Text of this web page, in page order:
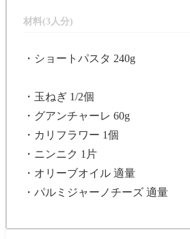
材料(3人分)
・ショートパスタ 240g
・玉ねぎ 1/2個
・グアンチャーレ 60g
・カリフラワー 1個
・ニンニク 1片
・オリーブオイル 適量
・パルミジャーノチーズ 適量